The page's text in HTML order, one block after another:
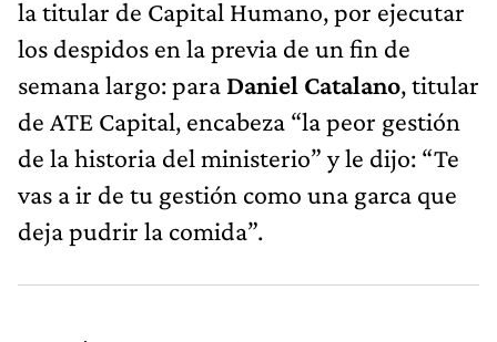
la titular de Capital Humano, por ejecutar
los despidos en la previa de un fin de
semana largo: para Daniel Catalano, titular
de ATE Capital, encabeza “la peor gestión
de la historia del ministerio” y le dijo: “Te
vas a ir de tu gestión como una garca que
deja pudrir la comida”.